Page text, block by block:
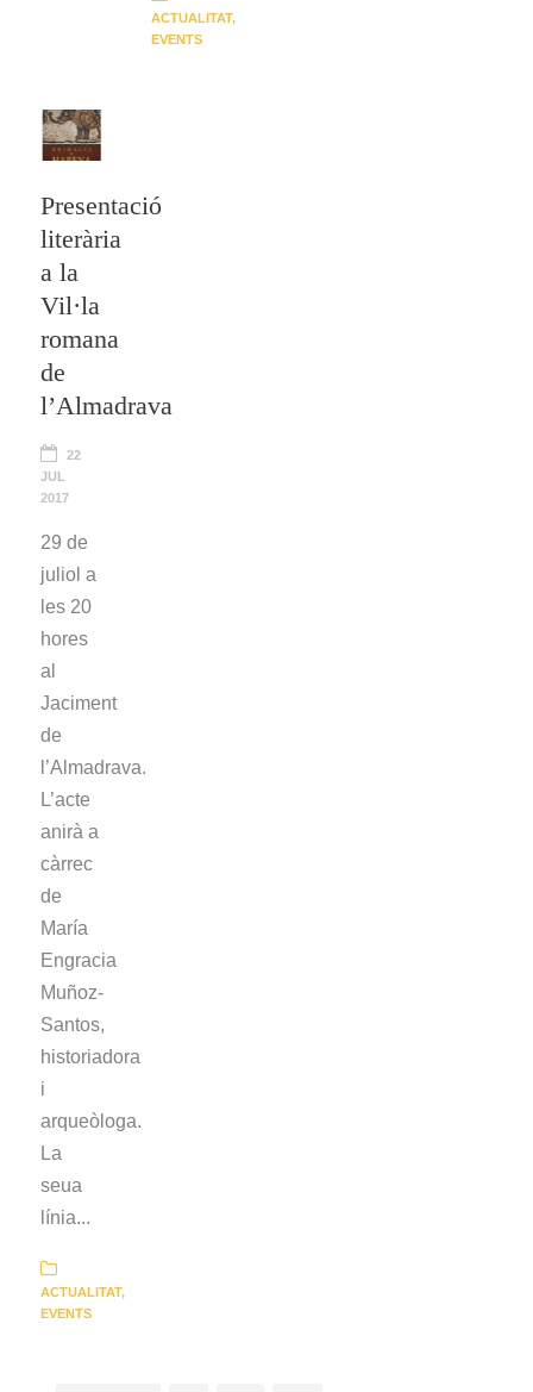
ACTUALITAT,
EVENTS
Presentació
literària
a la
Vil·la
romana
de
l’Almadrava
22
JUL
2017
29 de
juliol a
les 20
hores
al
Jaciment
de
l’Almadrava.
L’acte
anirà a
càrrec
de
María
Engracia
Muñoz-
Santos,
historiadora
i
arqueòloga.
La
seua
línia...
ACTUALITAT,
EVENTS